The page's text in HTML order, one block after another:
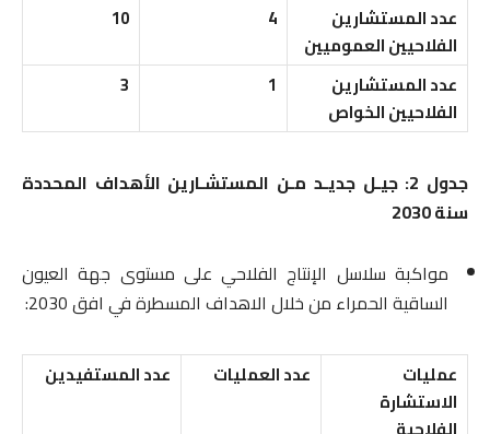
عدد المستشارين
الفلاحيين العموميين
4
10
عدد المستشارين
الفلاحيين الخواص
1
3
جدول 2: جيـل جديـد مـن المستشـارين الأهداف المحددة
سنة 2030
مواكبة سلاسل الإنتاج الفلاحي على مستوى جهة العيون
الساقية الحمراء من خلال الاهداف المسطرة في افق 2030:
عمليات
الاستشارة
عدد العمليات عدد المستفيدين